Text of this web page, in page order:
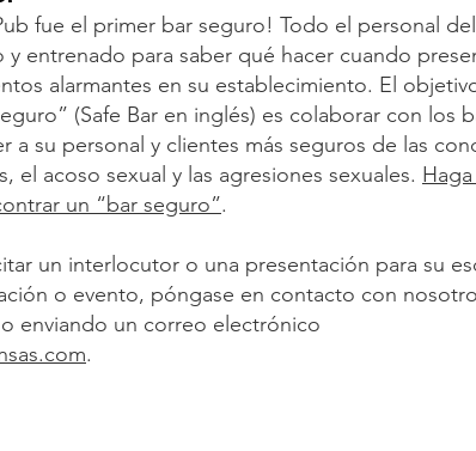
fue el primer bar seguro! Todo el personal
y entrenado para saber qué hacer cuando
alarmantes en su establecimiento. El
(Safe Bar en inglés) es colaborar con los
a su personal y clientes más seguros de las
el acoso sexual y las agresiones sexuales.
un “bar seguro”.
un interlocutor o una presentación para su
o evento, póngase en contacto con
o enviando un correo electrónico
.